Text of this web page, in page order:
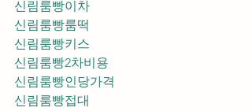
신림룸빵이차
신림룸빵룸떡
신림룸빵키스
신림룸빵2차비용
신림룸빵인당가격
신림룸빵접대